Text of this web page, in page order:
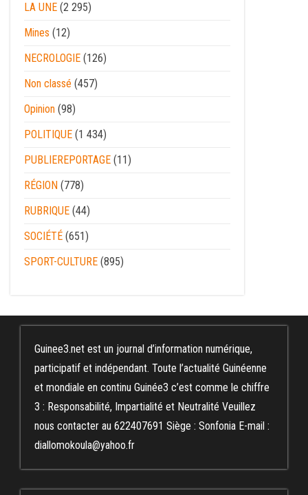
LA UNE (2 295)
Mines (12)
NECROLOGIE (126)
Non classé (457)
Opinion (98)
POLITIQUE (1 434)
PUBLIEREPORTAGE (11)
RÉGION (778)
RUBRIQUE (44)
SOCIÉTÉ (651)
SPORT-CULTURE (895)
Guinee3.net est un journal d’information numérique,
participatif et indépendant. Toute l’actualité Guinéenne
et mondiale en continu Guinée3 c’est comme le chiffre
3 : Responsabilité, Impartialité et Neutralité Veuillez
nous contacter au 622407691 Siège : Sonfonia E-mail :
diallomokoula@yahoo.fr